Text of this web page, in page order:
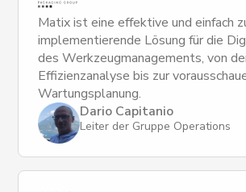
Matix ist eine effektive und einfach
implementierende Lösung für die
des Werkzeugmanagements, von
Effizienzanalyse bis zur
Wartungsplanung.
Dario Capitanio
Leiter der Gruppe Operations